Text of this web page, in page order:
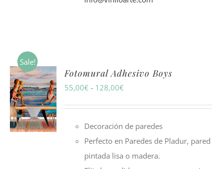
Sale!
SELECCIONAR
OPCIONES
ESTE
PRODUCTO
TIENE
MÚLTIPLES
Fotomural Adhesivo Boys
55,00€ - 128,00€
desde
55,00€
hasta
Decoración de paredes
Perfecto en Paredes de Pladur, pared
pintada lisa o madera.